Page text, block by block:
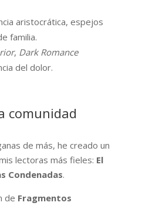
aristocrática, espejos
familia.
, Dark Romance
del dolor.
comunidad
de más, he creado un
lectoras más fieles: El
Condenadas.
de Fragmentos